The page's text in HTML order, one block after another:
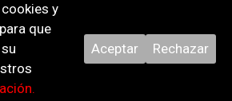
de privacidad
Todos los derechos reservados.
y
que
Aceptar Rechazar